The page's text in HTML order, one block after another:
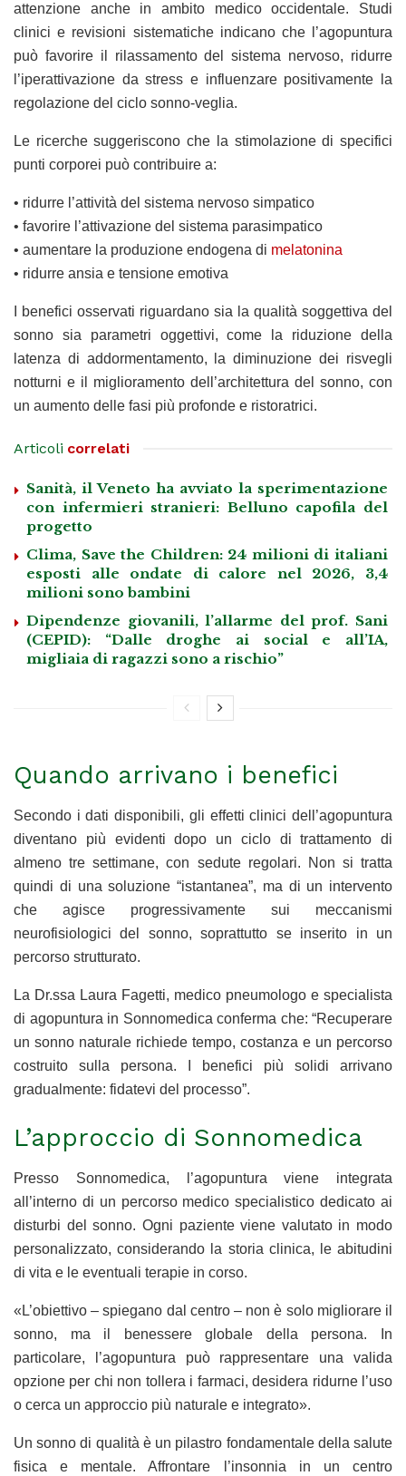
attenzione anche in ambito medico occidentale. Studi
clinici e revisioni sistematiche indicano che l’agopuntura
può favorire il rilassamento del sistema nervoso, ridurre
l’iperattivazione da stress e influenzare positivamente la
regolazione del ciclo sonno-veglia.
Le ricerche suggeriscono che la stimolazione di specifici
punti corporei può contribuire a:
• ridurre l’attività del sistema nervoso simpatico
• favorire l’attivazione del sistema parasimpatico
• aumentare la produzione endogena di melatonina
• ridurre ansia e tensione emotiva
I benefici osservati riguardano sia la qualità soggettiva del
sonno sia parametri oggettivi, come la riduzione della
latenza di addormentamento, la diminuzione dei risvegli
notturni e il miglioramento dell’architettura del sonno, con
un aumento delle fasi più profonde e ristoratrici.
Articoli correlati
Sanità, il Veneto ha avviato la sperimentazione
con infermieri stranieri: Belluno capofila del
progetto
Clima, Save the Children: 24 milioni di italiani
esposti alle ondate di calore nel 2026, 3,4
milioni sono bambini
Dipendenze giovanili, l’allarme del prof. Sani
(CEPID): “Dalle droghe ai social e all’IA,
migliaia di ragazzi sono a rischio”
Quando arrivano i benefici
Secondo i dati disponibili, gli effetti clinici dell’agopuntura
diventano più evidenti dopo un ciclo di trattamento di
almeno tre settimane, con sedute regolari. Non si tratta
quindi di una soluzione “istantanea”, ma di un intervento
che agisce progressivamente sui meccanismi
neurofisiologici del sonno, soprattutto se inserito in un
percorso strutturato.
La Dr.ssa Laura Fagetti, medico pneumologo e specialista
di agopuntura in Sonnomedica conferma che: “Recuperare
un sonno naturale richiede tempo, costanza e un percorso
costruito sulla persona. I benefici più solidi arrivano
gradualmente: fidatevi del processo”.
L’approccio di Sonnomedica
Presso Sonnomedica, l’agopuntura viene integrata
all’interno di un percorso medico specialistico dedicato ai
disturbi del sonno. Ogni paziente viene valutato in modo
personalizzato, considerando la storia clinica, le abitudini
di vita e le eventuali terapie in corso.
«L’obiettivo – spiegano dal centro – non è solo migliorare il
sonno, ma il benessere globale della persona. In
particolare, l’agopuntura può rappresentare una valida
opzione per chi non tollera i farmaci, desidera ridurne l’uso
o cerca un approccio più naturale e integrato».
Un sonno di qualità è un pilastro fondamentale della salute
fisica e mentale. Affrontare l’insonnia in un centro